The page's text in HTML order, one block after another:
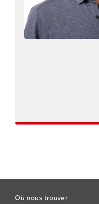
Footer
Où nous trouver